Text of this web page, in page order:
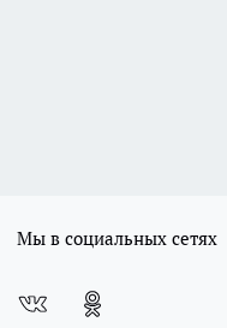
Мы в социальных сетях